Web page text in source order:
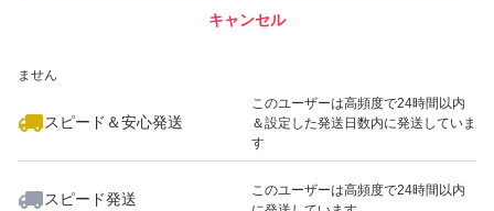
ません
スピード＆安心発送
このユーザーは高頻度で24時間以内
＆設定した発送日数内に発送していま
す
スピード発送
このユーザーは高頻度で24時間以内
キャンセル